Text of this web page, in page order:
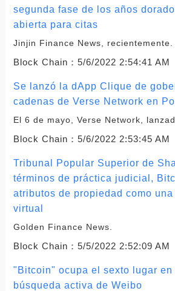
segunda fase de los años
abierta para citas
Jinjin Finance News, recientemente.
Block Chain： 5/6/2022 2:54:41 AM
Se lanzó la dApp Clique de
cadenas de Verse Network en
El 6 de mayo, Verse Network,
Block Chain： 5/6/2022 2:53:45 AM
Tribunal Popular Superior de
términos de práctica judicial,
atributos de propiedad como una
virtual
Golden Finance News.
Block Chain： 5/5/2022 2:52:09 AM
"Bitcoin" ocupa el sexto lugar
búsqueda activa de Weibo